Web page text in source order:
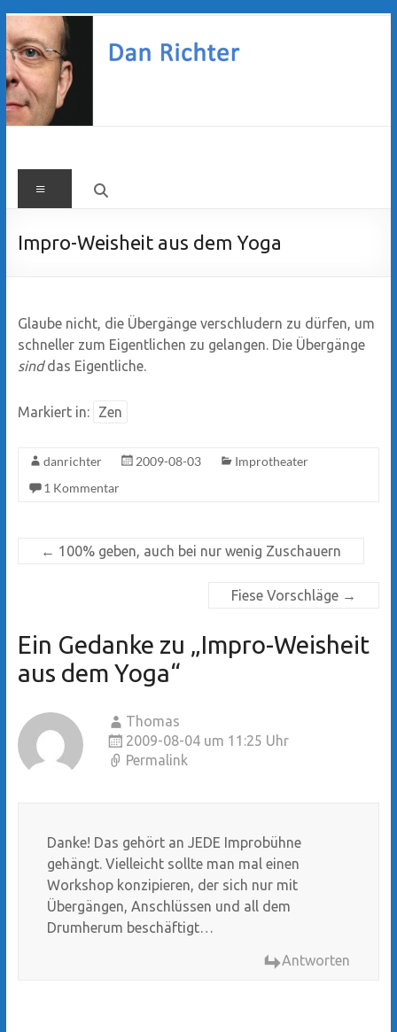
Zum
Inhalt
springen
Dan
Richter
Menü
Impro-Weisheit aus dem Yoga
Glaube nicht, die Übergänge verschludern zu dürfen, um
schneller zum Eigentlichen zu gelangen. Die Übergänge
sinddas Eigentliche.
Markiert in: Zen
danrichter 2009-08-03
Improtheater
1 Kommentar
← 100% geben, auch bei nur wenig Zuschauern
Fiese Vorschläge →
Ein Gedanke zu „Impro-Weisheit
aus dem Yoga“
Thomas
2009-08-04 um 11:25 Uhr
Permalink
Danke! Das gehört an JEDE Improbühne
gehängt. Vielleicht sollte man mal einen
Workshop konzipieren, der sich nur mit
Übergängen, Anschlüssen und all dem
Drumherum beschäftigt…
Antworten